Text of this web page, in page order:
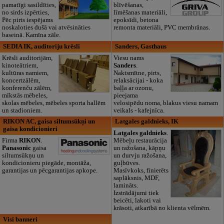
pamatīgi sasildīties,
no sirds izpērties,
Pēc pirts iespējams
noskaloties dušā vai atvēsināties
baseinā. Kamīna zāle.
blīvēšanas,
līmēšanas materiāli,
epoksīdi, betona
remonta materiāli, PVC membrānas.
SEDIA IK, auditoriju krēsli
Krēsli auditorijām,
kinoteātriem,
kultūras namiem,
koncertzālēm,
konferenču zālēm,
mīkstās mēbeles,
skolas mēbeles, mēbeles sporta hallēm
un stadioniem.
Sanders, Gasthaus
Viesu nams
Sanders
Naktsmītne, pirts,
relaksācijai - koka
baļļa ar ozonu,
pieejama
velosipēdu noma, blakus viesu namam
veikals - kafejnīca.
RIKON AC, gaisa siltumsūkņi un
gaisa kondicionieri
Firma RIKON.
Panasonicgaisa
siltumsūkņu un
kondicionieru piegāde, montāža,
garantijas un pēcgarantijas apkope.
Latgales galdnieks, IK
Latgales galdnieks.
Mēbeļu restaurācija
un ražošana, kāpņu
un durvju ražošana,
guļbūves.
Masīvkoks, finierēts
saplāksnis, MDF,
lamināts.
Izstrādājumi tiek
beicēti, lakoti vai
krāsoti, atkarībā no klienta vēlmēm.
Visi banneri